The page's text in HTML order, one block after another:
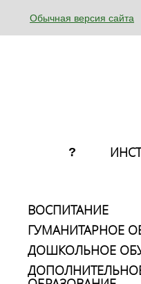
Обычная версия сайта
?
ВОСПИТАНИЕ
ГУМАНИТАРНОЕ
ДОШКОЛЬНОЕ